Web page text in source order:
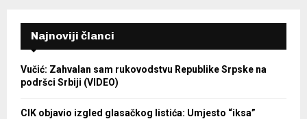
Najnoviji članci
Vučić: Zahvalan sam rukovodstvu Republike Srpske na
podršci Srbiji (VIDEO)
CIK objavio izgled glasačkog listića: Umjesto “iksa”